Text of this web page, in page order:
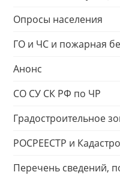
Опросы населения
ГО и ЧС и пожарная
Анонс
СО СУ СК РФ по ЧР
Градостроительное
РОСРЕЕСТР и
Перечень сведений,